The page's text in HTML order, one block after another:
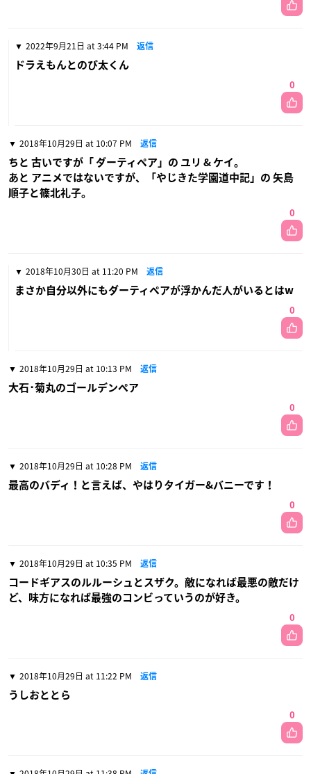
2022年9月21日 at 3:44 PM 返信
ドラえもんとのび太くん
0
2018年10月29日 at 10:07 PM 返信
ちと 古いですが「 ダーティペア」の ユリ & ケイ。
あと アニメではないですが、「やじきた学園道中記」の 矢島
順子と篠北礼子。
0
2018年10月30日 at 11:20 PM 返信
まさか自分以外にもダーティペアが浮かんだ人がいるとはw
0
2018年10月29日 at 10:13 PM 返信
大石･菊丸のゴールデンペア
0
2018年10月29日 at 10:28 PM 返信
最高のバディ！と言えば、やはりタイガー&バニーです！
0
2018年10月29日 at 10:35 PM 返信
コードギアスのルルーシュとスザク。敵になれば最悪の敵だけ
ど、味方になれば最強のコンビっていうのが好き。
0
2018年10月29日 at 11:22 PM 返信
うしおととら
0